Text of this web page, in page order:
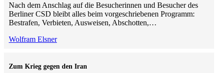
Nach dem Anschlag auf die Besucherinnen und Besucher des
Berliner CSD bleibt alles beim vorgeschriebenen Programm:
Bestrafen, Verbieten, Ausweisen, Abschotten,…
Wolfram Elsner
Zum Krieg gegen den Iran